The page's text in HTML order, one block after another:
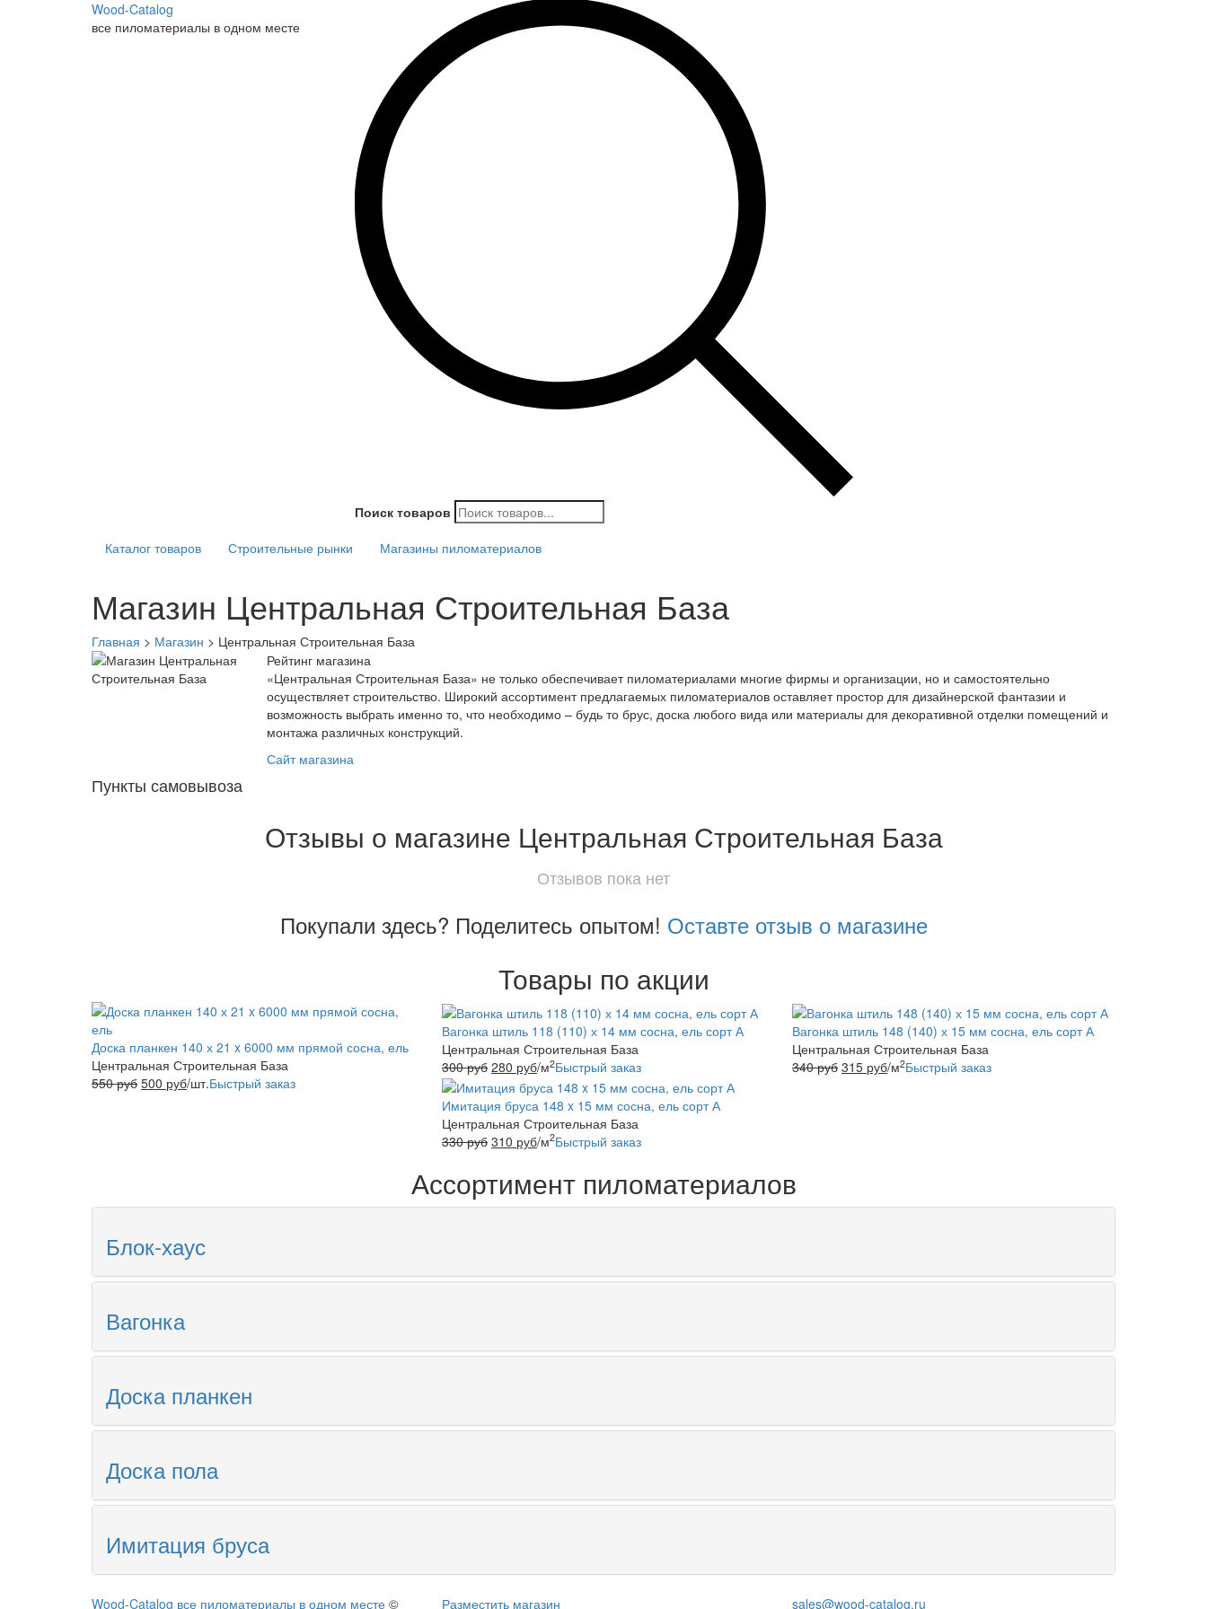
Wood-Catalog
все пиломатериалы в одном месте
Поиск товаров
Каталог товаров
Строительные рынки Магазины пиломатериалов
Магазин Центральная Строительная База
Главная > Магазин > Центральная Строительная База
Рейтинг магазина
«Центральная Строительная База» не только обеспечивает пиломатериалами многие фирмы и организации, но и самостоятельно
осуществляет строительство. Широкий ассортимент предлагаемых пиломатериалов оставляет простор для дизайнерской фантазии и
возможность выбрать именно то, что необходимо – будь то брус, доска любого вида или материалы для декоративной отделки помещений и
монтажа различных конструкций.
Сайт магазина
Пункты самовывоза
Отзывы о магазине Центральная Строительная База
Отзывов пока нет
Покупали здесь? Поделитесь опытом! Оставте отзыв о магазине
Товары по акции
Доска планкен 140 х 21 x 6000 мм прямой сосна, ель
Центральная Строительная База
550руб 500 руб/шт.Быстрый заказ
Вагонка штиль 118 (110) х 14 мм сосна, ель сорт А
Центральная Строительная База
300руб 280 руб/м2Быстрый заказ
Вагонка штиль 148 (140) х 15 мм сосна, ель сорт А
Центральная Строительная База
340руб 315 руб/м2Быстрый заказ
Имитация бруса 148 x 15 мм сосна, ель сорт А
Центральная Строительная База
330руб 310 руб/м2Быстрый заказ
Ассортимент пиломатериалов
Блок-хаус
Вагонка
Доска планкен
Доска пола
Имитация бруса
Wood-Catalog все пиломатериалы в одном месте © Разместить магазин sales@wood-catalog.ru